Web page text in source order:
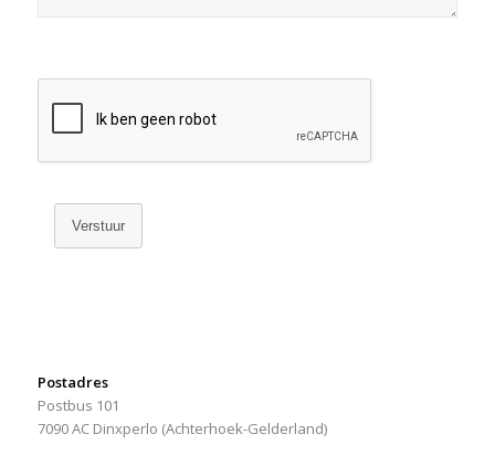
Verstuur
Postadres
Postbus 101
7090 AC Dinxperlo (Achterhoek-Gelderland)